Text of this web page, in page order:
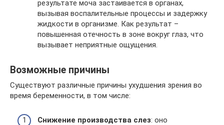
результате моча застаивается в органах,
вызывая воспалительные процессы и задержку
жидкости в организме. Как результат –
повышенная отечность в зоне вокруг глаз, что
вызывает неприятные ощущения.
Возможные причины
Существуют различные причины ухудшения зрения во
время беременности, в том числе:
Снижение производства слез: оно